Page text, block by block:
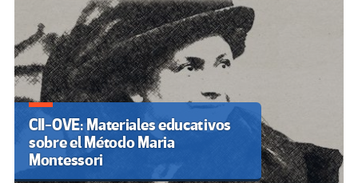
CII-OVE: Materiales educativos
sobre el Método Maria
Montessori